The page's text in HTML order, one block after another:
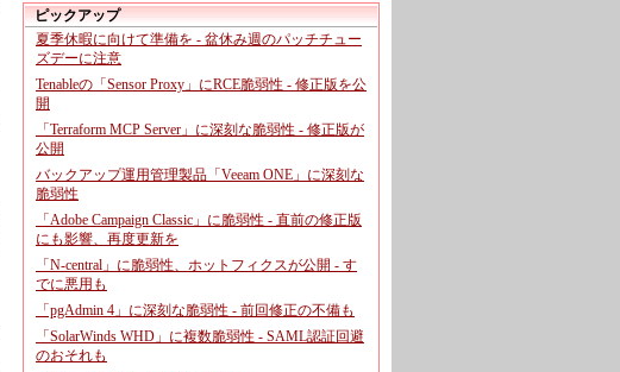
ピックアップ
夏季休暇に向けて準備を - 盆休み週のパッチチュー
ズデーに注意
Tenableの「Sensor Proxy」にRCE脆弱性 - 修正版を公
開
「Terraform MCP Server」に深刻な脆弱性 - 修正版が
公開
バックアップ運用管理製品「Veeam ONE」に深刻な
脆弱性
「Adobe Campaign Classic」に脆弱性 - 直前の修正版
にも影響、再度更新を
「N-central」に脆弱性、ホットフィクスが公開 - す
でに悪用も
「pgAdmin 4」に深刻な脆弱性 - 前回修正の不備も
「SolarWinds WHD」に複数脆弱性 - SAML認証回避
のおそれも